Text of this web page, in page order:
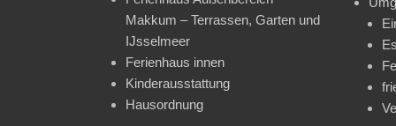
Makkum – Terrassen, Garten und
IJsselmeer
Ferienhaus innen
Kinderausstattung
Hausordnung